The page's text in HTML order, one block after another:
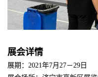
展会详情
展期：2021年7月27－29日